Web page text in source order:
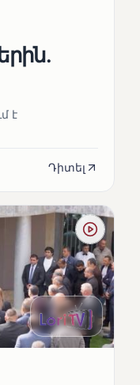
է
Դիտել